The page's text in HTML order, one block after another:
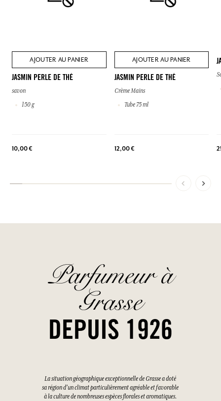
AJOUTER AU PANIER
JASMIN PERLE DE THÉ
savon
150 g
10,00 €
AJOUTER AU PANIER
JASMIN PERLE DE THÉ
Crème Mains
Tube 75 ml
12,00 €
Parfumeur à
Grasse
DEPUIS 1926
La situation géographique exceptionnelle de Grasse a doté
sa région d'un climat particulièrement agréable et favorable
à la culture de nombreuses espèces florales et aromatiques.